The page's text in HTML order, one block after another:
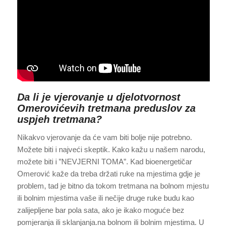
Da li je vjerovanje u djelotvornost
Omerovićevih tretmana preduslov za
uspjeh tretmana?
Nikakvo vjerovanje da će vam biti bolje nije potrebno.
Možete biti i najveći skeptik. Kako kažu u našem narodu,
možete biti i ”NEVJERNI TOMA”. Kad bioenergetičar
Omerović kaže da treba držati ruke na mjestima gdje je
problem, tad je bitno da tokom tretmana na bolnom mjestu
ili bolnim mjestima vaše ili nečije druge ruke budu kao
zalijepljene bar pola sata, ako je ikako moguće bez
pomjeranja ili sklanjanja.na bolnom ili bolnim mjestima. U